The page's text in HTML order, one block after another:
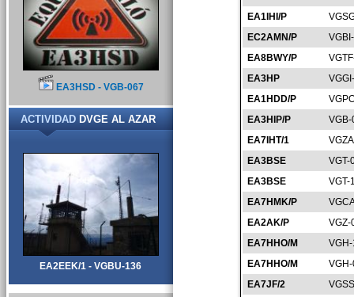
EA1IHI/P
EC2AMN/P
EA8BWY/P
EA3HP
EA1HDD/P
EA3HIP/P
EA7IHT/1
EA3BSE
VGT-
EA3BSE
VGT-
EA7HMK/P
EA2AK/P
VGZ-
EA7HHO/M
EA7HHO/M
EA7JF/2
EA3HSD - VGB-067
ACTIVIDADDVGE AL AZAR
EA2EEK/1 - VGBU-136